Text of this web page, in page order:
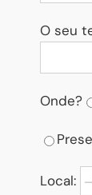
O seu
Onde?
Local: